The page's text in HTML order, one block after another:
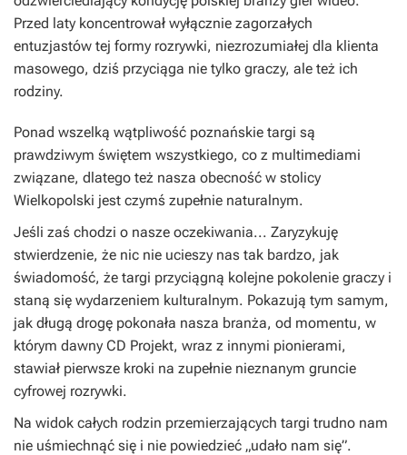
Przed laty koncentrował wyłącznie zagorzałych
entuzjastów tej formy rozrywki, niezrozumiałej dla klienta
masowego, dziś przyciąga nie tylko graczy, ale też ich
rodziny.
Ponad wszelką wątpliwość poznańskie targi są
prawdziwym świętem wszystkiego, co z multimediami
związane, dlatego też nasza obecność w stolicy
Wielkopolski jest czymś zupełnie naturalnym.
Jeśli zaś chodzi o nasze oczekiwania... Zaryzykuję
stwierdzenie, że nic nie ucieszy nas tak bardzo, jak
świadomość, że targi przyciągną kolejne pokolenie graczy i
staną się wydarzeniem kulturalnym. Pokazują tym samym,
jak długą drogę pokonała nasza branża, od momentu, w
którym dawny CD Projekt, wraz z innymi pionierami,
stawiał pierwsze kroki na zupełnie nieznanym gruncie
cyfrowej rozrywki.
Na widok całych rodzin przemierzających targi trudno nam
nie uśmiechnąć się i nie powiedzieć „udało nam się”.